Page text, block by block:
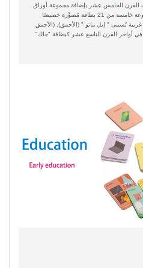
القرن الخامس عشر بإضافة مجموعة أوراق
التارو المكونة من أربع مجموعات، مجموعة خامسة من 21 بطاقة مُصوَّرة خصيصًا
غريبة تُسمى " إيل ماتو " (الأحمق). (الأحمق
أواخر القرن التاسع عشر كبطاقة "جاك"